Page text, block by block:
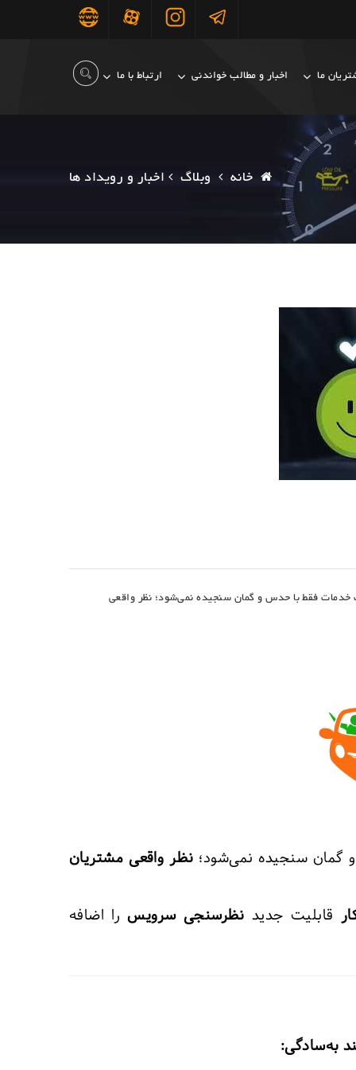
ما اخبار و مطالب خواندنی ارتباط با ما
خانه وبلاگ اخبار و رویداد ها
فقط با حدس و گمان سنجیده نمی‌شود؛ نظر واقعی
گمان سنجیده نمی‌شود؛ نظر واقعی مشتریان
قابلیت جدید نظر‌سنجی سرویسرا اضافه
به‌سادگی: